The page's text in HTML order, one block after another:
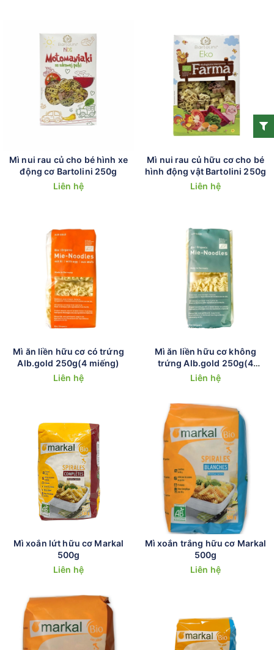
Mì nui rau củ cho bé hình xe
động cơ Bartolini 250g
Liên hệ
Mì nui rau củ hữu cơ cho bé
hình động vật Bartolini 250g
Liên hệ
Mì ăn liền hữu cơ có trứng
Alb.gold 250g(4 miếng)
Liên hệ
Mì ăn liền hữu cơ không
trứng Alb.gold 250g(4
miếng)
Liên hệ
Mì xoắn lứt hữu cơ Markal
500g
Liên hệ
Mì xoắn trắng hữu cơ Markal
500g
Liên hệ